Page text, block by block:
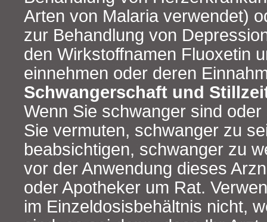
Arten von Malaria verwendet)
zur Behandlung von
den Wirkstoffnamen Fluoxetin
einnehmen oder deren
Schwangerschaft und
Wenn Sie schwanger sind
Sie vermuten, schwanger zu
beabsichtigen, schwanger zu
vor der Anwendung dieses
oder Apotheker um Rat.
im Einzeldosisbehältnis nicht,